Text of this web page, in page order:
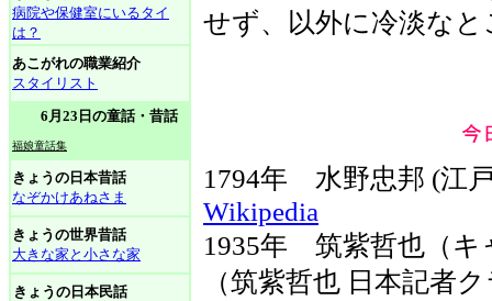
病院や保健室にいるタイ
は？
あこがれの職業紹介
スタイリスト
6月23日の童話・昔話
福娘童話集
きょうの日本昔話
なぞかけあねさま
きょうの世界昔話
大きな家と小さな家
きょうの日本民話
せず、以外に冷淡な
1794年 水野忠邦 (
Wikipedia
1935年 筑紫哲也
（筑紫哲也 日本記者